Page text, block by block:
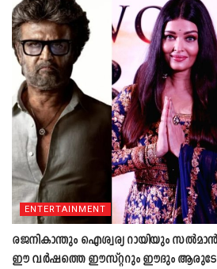
ENTERTAINMENT
രജനികാന്തും ഐശ്വര്യ റായിയും
ഈ വർഷത്തെ ഈസ്റ്ററും ഈദും